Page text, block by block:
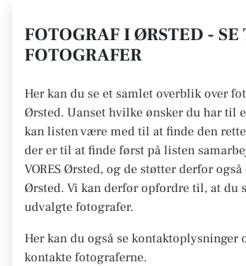
FOTOGRAF I ØRSTED - SE
FOTOGRAFER
Her kan du se et samlet overblik over
Ørsted. Uanset hvilke ønsker du har til
kan listen være med til at finde den
der er til at finde først på listen
VORES Ørsted, og de støtter derfor
Ørsted. Vi kan derfor opfordre til, at du
udvalgte fotografer.
Her kan du også se kontaktoplysninger
kontakte fotograferne.